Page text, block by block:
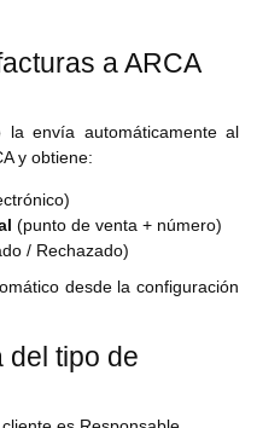
a ARCA
envía automáticamente al
y obtiene:
(punto de venta + número)
/ Rechazado)
desde la configuración
del tipo de